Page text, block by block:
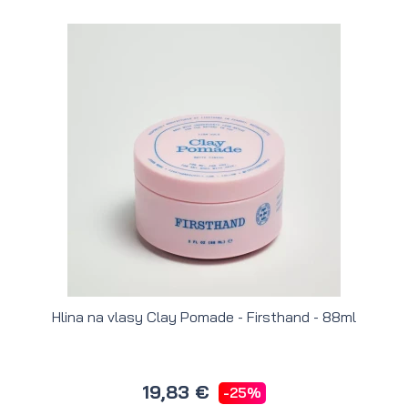
Hlina na vlasy Clay Pomade - Firsthand - 88ml
19,83 € -25%